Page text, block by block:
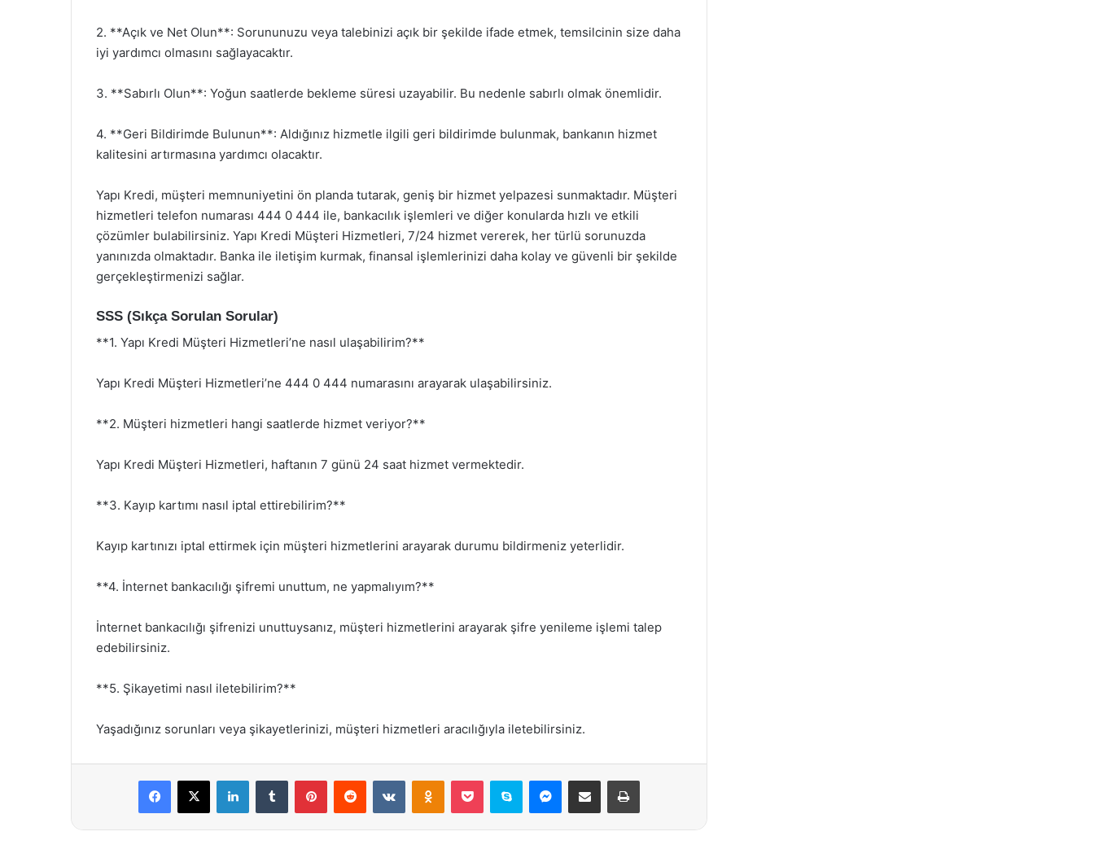
2. **Açık ve Net Olun**: Sorununuzu veya talebinizi açık bir şekilde ifade etmek, temsilcinin size daha
iyi yardımcı olmasını sağlayacaktır.
3. **Sabırlı Olun**: Yoğun saatlerde bekleme süresi uzayabilir. Bu nedenle sabırlı olmak önemlidir.
4. **Geri Bildirimde Bulunun**: Aldığınız hizmetle ilgili geri bildirimde bulunmak, bankanın hizmet
kalitesini artırmasına yardımcı olacaktır.
Yapı Kredi, müşteri memnuniyetini ön planda tutarak, geniş bir hizmet yelpazesi sunmaktadır. Müşteri
hizmetleri telefon numarası 444 0 444 ile, bankacılık işlemleri ve diğer konularda hızlı ve etkili
çözümler bulabilirsiniz. Yapı Kredi Müşteri Hizmetleri, 7/24 hizmet vererek, her türlü sorunuzda
yanınızda olmaktadır. Banka ile iletişim kurmak, finansal işlemlerinizi daha kolay ve güvenli bir şekilde
gerçekleştirmenizi sağlar.
SSS (Sıkça Sorulan Sorular)
**1. Yapı Kredi Müşteri Hizmetleri’ne nasıl ulaşabilirim?**
Yapı Kredi Müşteri Hizmetleri’ne 444 0 444 numarasını arayarak ulaşabilirsiniz.
**2. Müşteri hizmetleri hangi saatlerde hizmet veriyor?**
Yapı Kredi Müşteri Hizmetleri, haftanın 7 günü 24 saat hizmet vermektedir.
**3. Kayıp kartımı nasıl iptal ettirebilirim?**
Kayıp kartınızı iptal ettirmek için müşteri hizmetlerini arayarak durumu bildirmeniz yeterlidir.
**4. İnternet bankacılığı şifremi unuttum, ne yapmalıyım?**
İnternet bankacılığı şifrenizi unuttuysanız, müşteri hizmetlerini arayarak şifre yenileme işlemi talep
edebilirsiniz.
**5. Şikayetimi nasıl iletebilirim?**
Yaşadığınız sorunları veya şikayetlerinizi, müşteri hizmetleri aracılığıyla iletebilirsiniz.
Facebook
X LinkedInTumblr PinterestReddit VKontakteOdnoklassniki
Pocket Skype Messenger
E-Posta ile paylaş Yazdır